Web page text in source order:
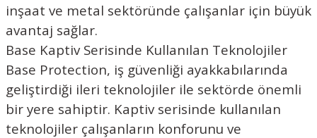
inşaat ve metal sektöründe çalışanlar için büyük
avantaj sağlar.
Base Kaptiv Serisinde Kullanılan Teknolojiler
Base Protection, iş güvenliği ayakkabılarında
geliştirdiği ileri teknolojiler ile sektörde önemli
bir yere sahiptir. Kaptiv serisinde kullanılan
teknolojiler çalışanların konforunu ve